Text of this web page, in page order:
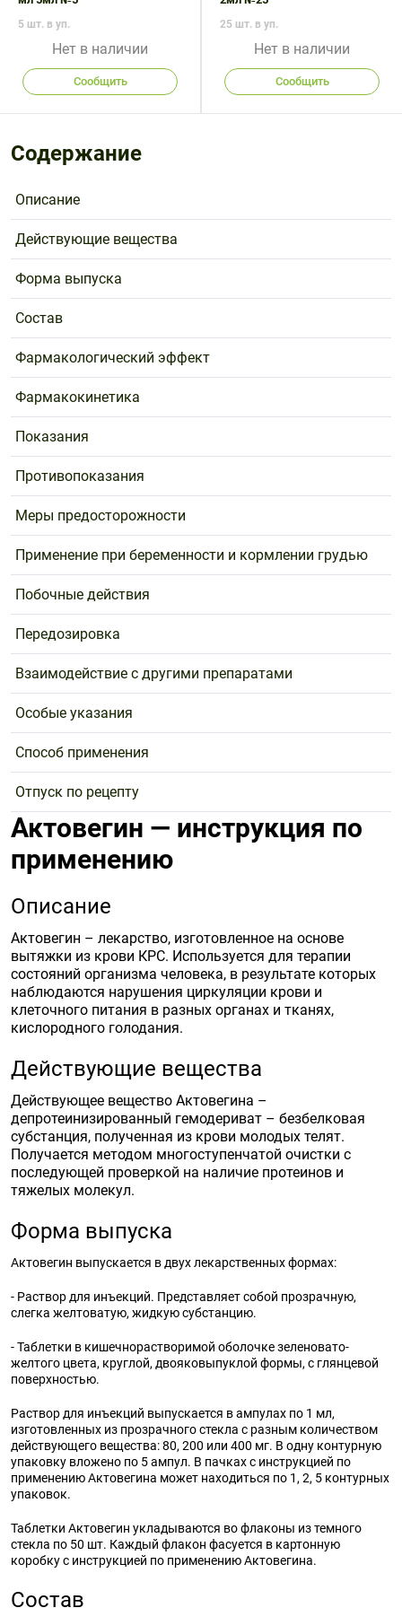
5 шт. в уп.
Нет в наличии
Сообщить
25 шт. в уп.
Нет в наличии
Сообщить
Содержание
Описание
Действующие вещества
Форма выпуска
Состав
Фармакологический эффект
Фармакокинетика
Показания
Противопоказания
Меры предосторожности
Применение при беременности и кормлении грудью
Побочные действия
Передозировка
Взаимодействие с другими препаратами
Особые указания
Способ применения
Отпуск по рецепту
Актовегин — инструкция по
применению
Описание
Актовегин – лекарство, изготовленное на основе
вытяжки из крови КРС. Используется для терапии
состояний организма человека, в результате которых
наблюдаются нарушения циркуляции крови и
клеточного питания в разных органах и тканях,
кислородного голодания.
Действующие вещества
Действующее вещество Актовегина –
депротеинизированный гемодериват – безбелковая
субстанция, полученная из крови молодых телят.
Получается методом многоступенчатой очистки с
последующей проверкой на наличие протеинов и
тяжелых молекул.
Форма выпуска
Актовегин выпускается в двух лекарственных формах:
- Раствор для инъекций. Представляет собой прозрачную,
слегка желтоватую, жидкую субстанцию.
- Таблетки в кишечнорастворимой оболочке зеленовато-
желтого цвета, круглой, двояковыпуклой формы, с глянцевой
поверхностью.
Раствор для инъекций выпускается в ампулах по 1 мл,
изготовленных из прозрачного стекла с разным количеством
действующего вещества: 80, 200 или 400 мг. В одну контурную
упаковку вложено по 5 ампул. В пачках с инструкцией по
применению Актовегина может находиться по 1, 2, 5 контурных
упаковок.
Таблетки Актовегин укладываются во флаконы из темного
стекла по 50 шт. Каждый флакон фасуется в картонную
коробку с инструкцией по применению Актовегина.
Состав